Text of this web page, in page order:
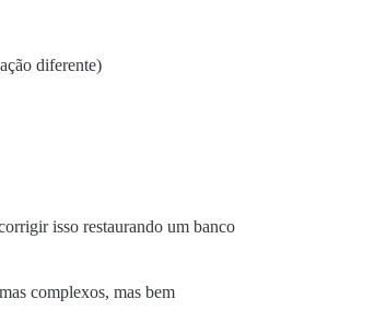
diferente)
isso restaurando um banco
complexos, mas bem